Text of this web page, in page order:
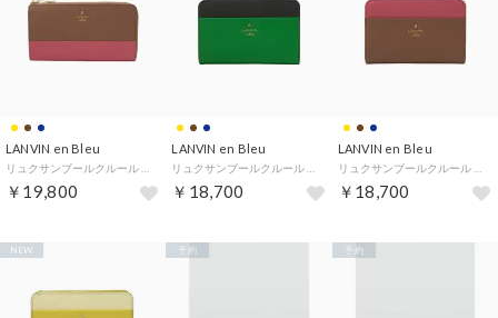
LANVIN en Bleu
￥19,800
LANVIN en Bleu
￥18,700
LANVIN en Bleu
￥18,700
NEW 予約 予約